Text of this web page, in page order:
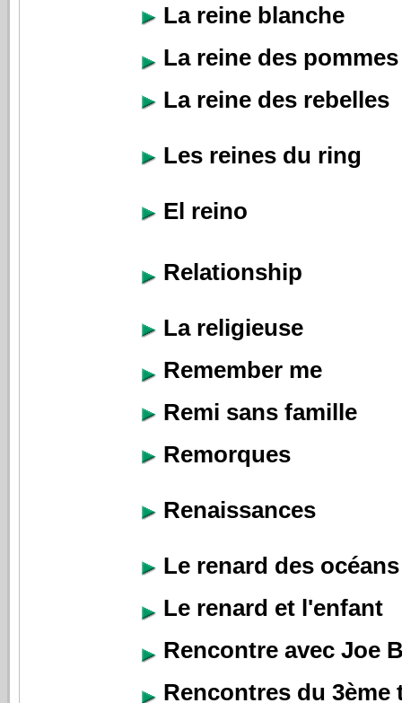
La reine blanche
La reine des pommes
La reine des rebelles
Les reines du ring
El reino
Relationship
La religieuse
Remember me
Remi sans famille
Remorques
Renaissances
Le renard des océans
Le renard et l'enfant
Rencontre avec Joe
Rencontres du 3ème